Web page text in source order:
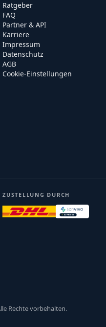
Ratgeber
FAQ
Partner & API
Karriere
Impressum
Datenschutz
AGB
Cookie-Einstellungen
ZUSTELLUNG DURCH
Rechte vorbehalten.